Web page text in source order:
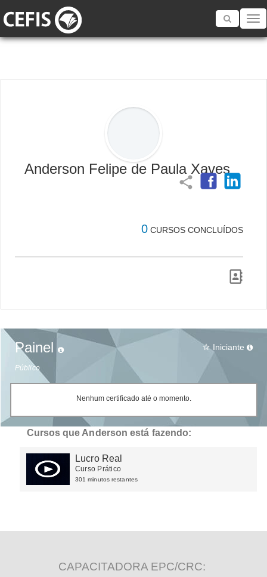
Toggle
Anderson Felipe de Paula Xaves
share
0 CURSOS CONCLUÍDOS
Painel
Público
star_border Iniciante
Nenhum certificado até o momento.
Cursos que Anderson está fazendo:
Lucro Real
Curso Prático
301 minutos restantes
CAPACITADORA EPC/CRC: